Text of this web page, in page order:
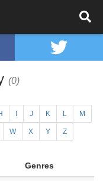
(0)
J K L M
W X Y Z
Genres